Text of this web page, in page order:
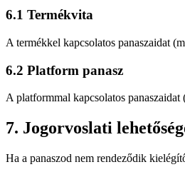
6.1 Termékvita
A termékkel kapcsolatos panaszaidat
6.2 Platform panasz
A platformmal kapcsolatos
7. Jogorvoslati
Ha a panaszod nem rendeződik